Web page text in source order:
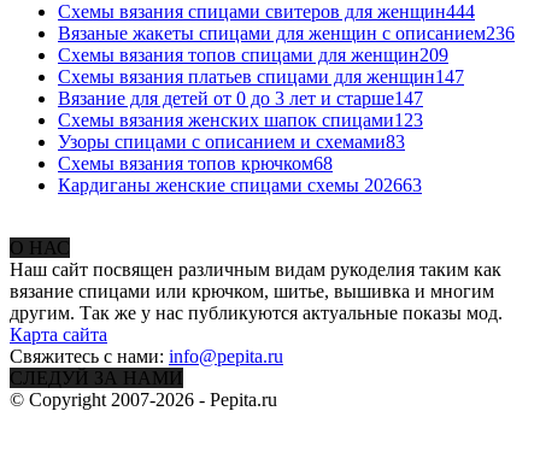
Схемы вязания спицами свитеров для женщин444
Вязаные жакеты спицами для женщин с описанием236
Схемы вязания топов спицами для женщин209
Схемы вязания платьев спицами для женщин147
Вязание для детей от 0 до 3 лет и старше147
Схемы вязания женских шапок спицами123
Узоры спицами с описанием и схемами83
Схемы вязания топов крючком68
Кардиганы женские спицами схемы 202663
О НАС
Наш сайт посвящен различным видам рукоделия таким как
вязание спицами или крючком, шитье, вышивка и многим
другим. Так же у нас публикуются актуальные показы мод.
Карта сайта
Свяжитесь с нами: info@pepita.ru
СЛЕДУЙ ЗА НАМИ
© Copyright 2007-2026 - Pepita.ru